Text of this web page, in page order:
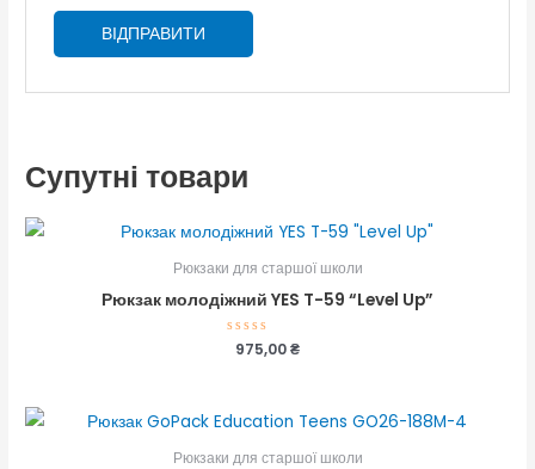
Супутні товари
Рюкзаки для старшої школи
Рюкзак молодіжний YES T-59 “Level Up”
Оцінено
975,00₴
Рюкзаки для старшої школи